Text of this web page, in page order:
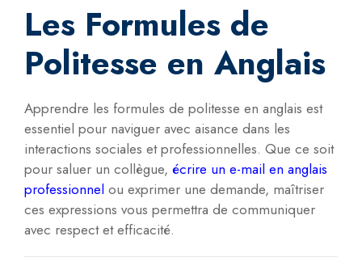
Les Formules de
Politesse en Anglais
Apprendre les formules de politesse en anglais est
essentiel pour naviguer avec aisance dans les
interactions sociales et professionnelles. Que ce soit
pour saluer un collègue, écrire un e-mail en anglais
professionnel ou exprimer une demande, maîtriser
ces expressions vous permettra de communiquer
avec respect et efficacité.